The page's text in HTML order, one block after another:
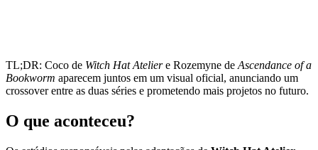
TL;DR: Coco de Witch Hat Ateliere Rozemyne de Ascendance of a
Bookworm aparecem juntos em um visual oficial, anunciando um
crossover entre as duas séries e prometendo mais projetos no futuro.
O que aconteceu?